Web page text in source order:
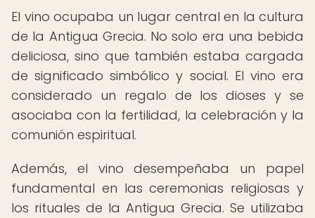
El vino ocupaba un lugar central en la cultura
de la Antigua Grecia. No solo era una bebida
deliciosa, sino que también estaba cargada
de significado simbólico y social. El vino era
considerado un regalo de los dioses y se
asociaba con la fertilidad, la celebración y la
comunión espiritual.
Además, el vino desempeñaba un papel
fundamental en las ceremonias religiosas y
los rituales de la Antigua Grecia. Se utilizaba